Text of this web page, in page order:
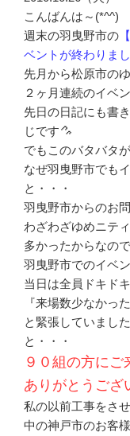
こんばんは～(*^^)
週末の羽曳野市の
ベントが終わりま
先月から松原市の
２ヶ月連続のイベ
先日の日記にも書
じです
でもこのバタバタ
なぜ羽曳野市でも
と・・・
羽曳野市からのお
わざわざゆめニテ
多かったからなの
羽曳野市でのイベ
当日は全員ドキドキ
『来場数少なかっ
と緊張していまし
と・・・
９０組の方にご
ありがとうござ
私の以前工事をさ
中の神戸市のお客